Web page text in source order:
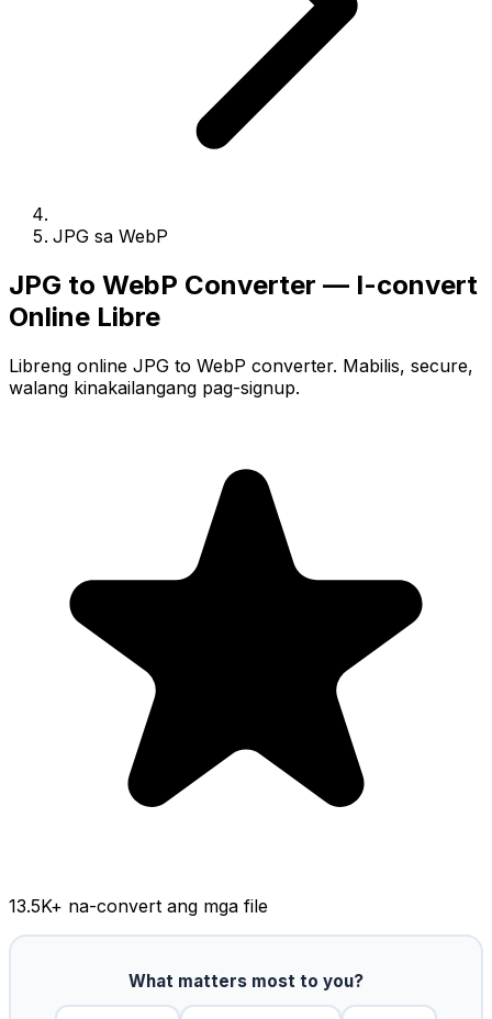
JPG sa WebP
JPG to WebP Converter — I-convert
Online Libre
Libreng online JPG to WebP converter. Mabilis, secure,
walang kinakailangang pag-signup.
13.5K+ na-convert ang mga file
What matters most to you?